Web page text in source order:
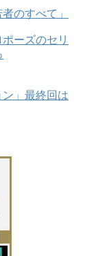
のすべて」
ーズのセリ
」最終回は